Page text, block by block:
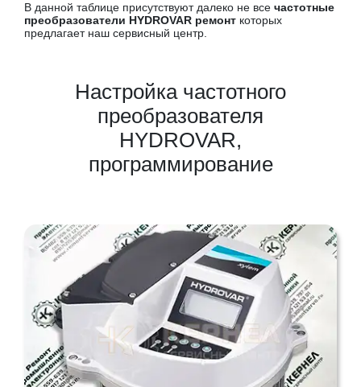
В данной таблице присутствуют далеко не все частотные
преобразователи HYDROVAR ремонт которых
предлагает наш сервисный центр.
Настройка частотного
преобразователя
HYDROVAR,
программирование